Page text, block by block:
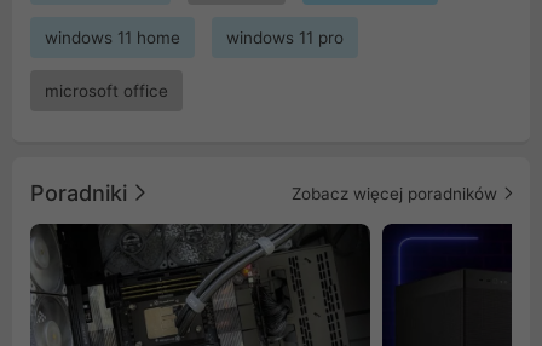
windows 11 home windows 11 pro
microsoft office
Poradniki Zobacz więcej poradników